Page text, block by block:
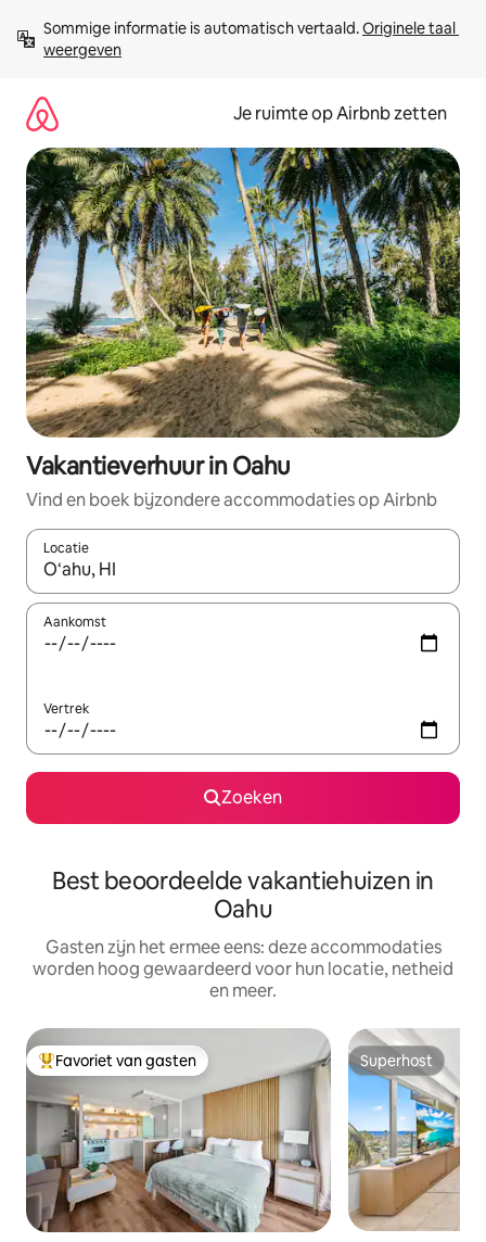
direct
naar
Sommige informatie is automatisch vertaald. Originele taal
weergeven
Je ruimte op Airbnb zetten
Vakantieverhuur in Oahu
Vind en boek bijzondere accommodaties op Airbnb
Locatie
Wanneer er suggesties beschikbaar zijn, maak je een keuze
Aankomst
Vertrek
Zoeken
Best beoordeelde vakantiehuizen in
Oahu
Gasten zijn het ermee eens: deze accommodaties
worden hoog gewaardeerd voor hun locatie, netheid
en meer.
Topfavoriet van gasten
Favoriet van gasten Superhost
Superhost